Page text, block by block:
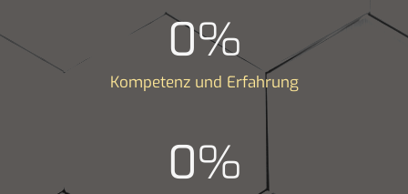
0%
Kompetenz und Erfahrung
0%